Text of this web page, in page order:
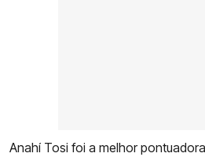
Anahí Tosi foi a melhor